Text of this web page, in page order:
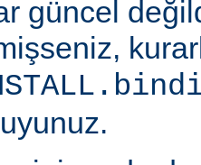
güncel